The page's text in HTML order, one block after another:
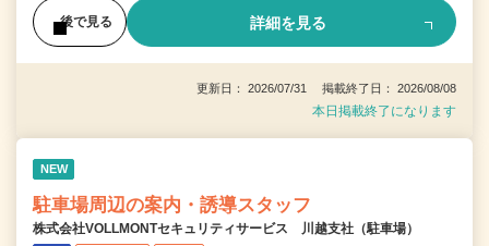
後で見る 詳細を見る
更新日： 2026/07/31 掲載終了日： 2026/08/08
本日掲載終了になります
NEW
駐車場周辺の案内・誘導スタッフ
株式会社VOLLMONTセキュリティサービス 川越支社（駐車場）